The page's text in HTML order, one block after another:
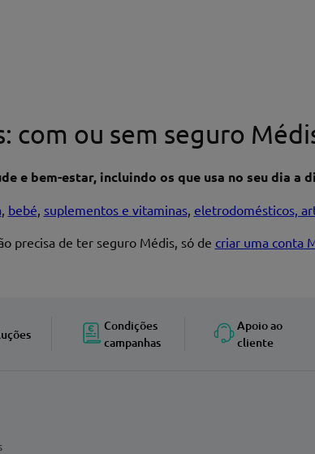
com ou sem seguro
e bem-estar, incluindo os que usa no seu dia a
, bebé, suplementos e vitaminas, eletrodomésticos,
precisa de ter seguro Médis, só de criar uma conta
Condições
campanhas
Apoio ao
cliente